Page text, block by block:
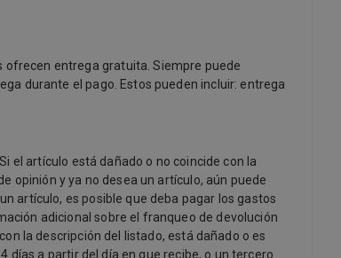
ofrecen entrega gratuita. Siempre puede
durante el pago. Estos pueden incluir: entrega
el artículo está dañado o no coincide con la
opinión y ya no desea un artículo, aún puede
artículo, es posible que deba pagar los gastos
adicional sobre el franqueo de devolución
la descripción del listado, está dañado o es
días a partir del día en que recibe, o un tercero